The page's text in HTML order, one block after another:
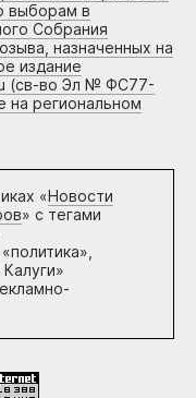
выборам в
Собрания
назначенных на
издание
(св-во Эл № ФС77-
на региональном
«Новости
» с тегами